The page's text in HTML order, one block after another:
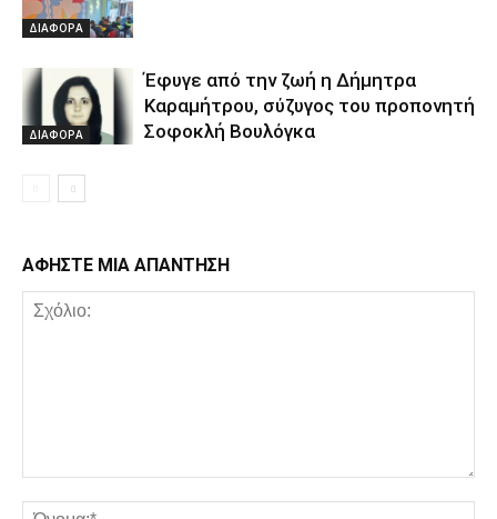
ΔΙΑΦΟΡΑ
ΔΙΑΦΟΡΑ
Έφυγε από την ζωή η Δήμητρα
Καραμήτρου, σύζυγος του προπονητή
Σοφοκλή Βουλόγκα
ΑΦΗΣΤΕ ΜΙΑ ΑΠΑΝΤΗΣΗ